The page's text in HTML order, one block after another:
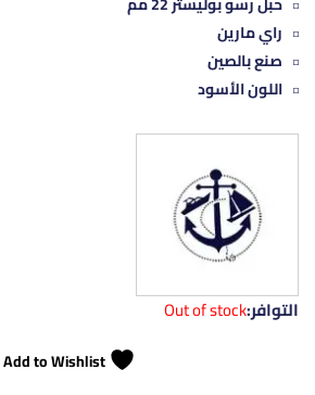
راي مارين
صنع بالصين
اللون الأسود
التوافر:Out of stock
Add to Wishlist